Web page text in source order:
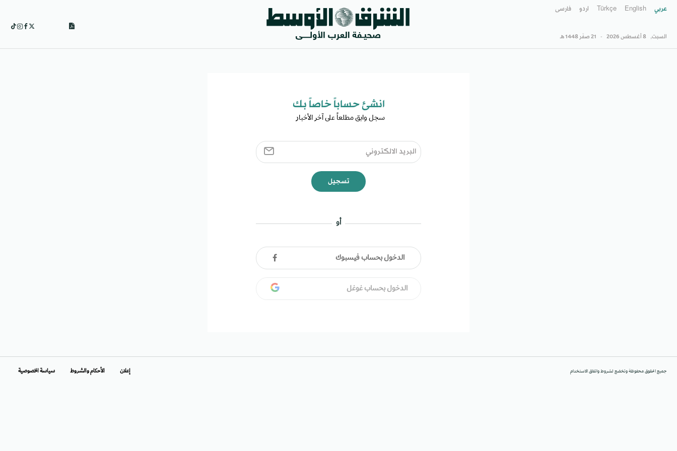
عربي English
Türkçe اردو فارسى
السبت, 8 أغسطس 2026 - 21 صفَر 1448 هـ
انشئ حساباً خاصاً بك​
سجل وابق مطلعاً على آخر الأخبار ​
تسجيل
أو
الدخول بحساب فيسبوك
الدخول بحساب غوغل
جميع الحقوق محفوظة وتخضع لشروط واتفاق الاستخدام إعلان الأحكام والشروط سياسة الخصوصية